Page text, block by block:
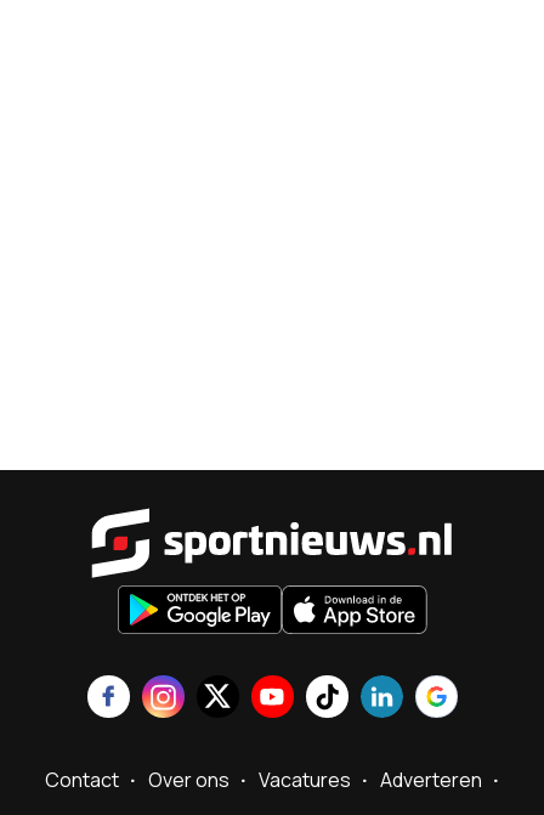
Contact Over ons Vacatures
Adverteren